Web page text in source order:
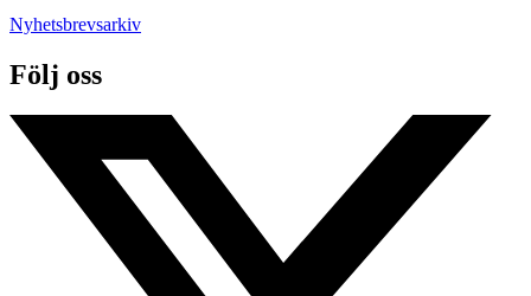
Nyhetsbrevsarkiv
Följ oss